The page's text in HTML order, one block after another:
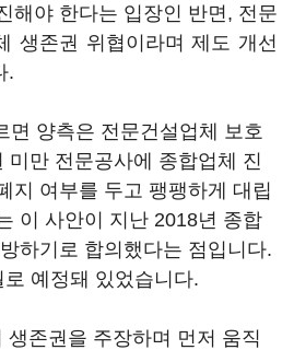
해야 한다는 입장인 반면, 전문
생존권 위협이라며 제도 개선
.
면 양측은 전문건설업체 보호
미만 전문공사에 종합업체 진
지 여부를 두고 팽팽하게 대립
이 사안이 지난 2018년 종합
하기로 합의했다는 점입니다.
예정돼 있었습니다.
생존권을 주장하며 먼저 움직